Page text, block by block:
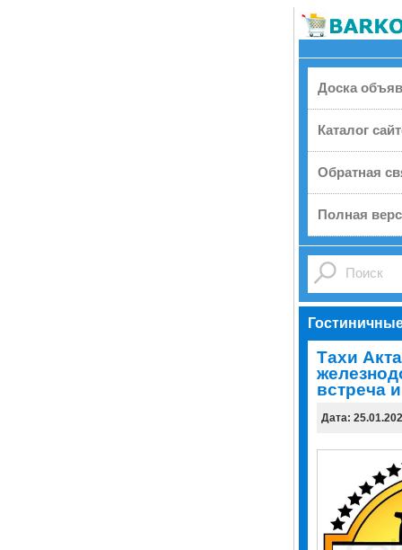
Доска
Каталог
Обратная
Полная
Тахи
встреча
Дата: